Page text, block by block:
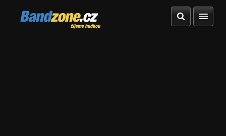
Bandzone.cz
žijeme hudbou